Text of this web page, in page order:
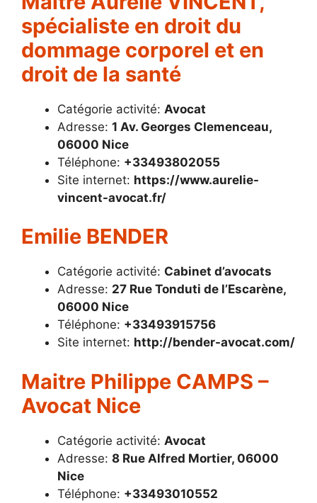
spécialiste en droit du
dommage corporel et en
droit de la santé
Catégorie activité: Avocat
Adresse: 1 Av. Georges Clemenceau,
06000 Nice
Téléphone: +33493802055
Site internet: https://www.aurelie-
vincent-avocat.fr/
Emilie BENDER
Catégorie activité: Cabinet d’avocats
Adresse: 27 Rue Tonduti de l’Escarène,
06000 Nice
Téléphone: +33493915756
Site internet: http://bender-avocat.com/
Maitre Philippe CAMPS –
Avocat Nice
Catégorie activité: Avocat
Adresse: 8 Rue Alfred Mortier, 06000
Nice
Téléphone: +33493010552